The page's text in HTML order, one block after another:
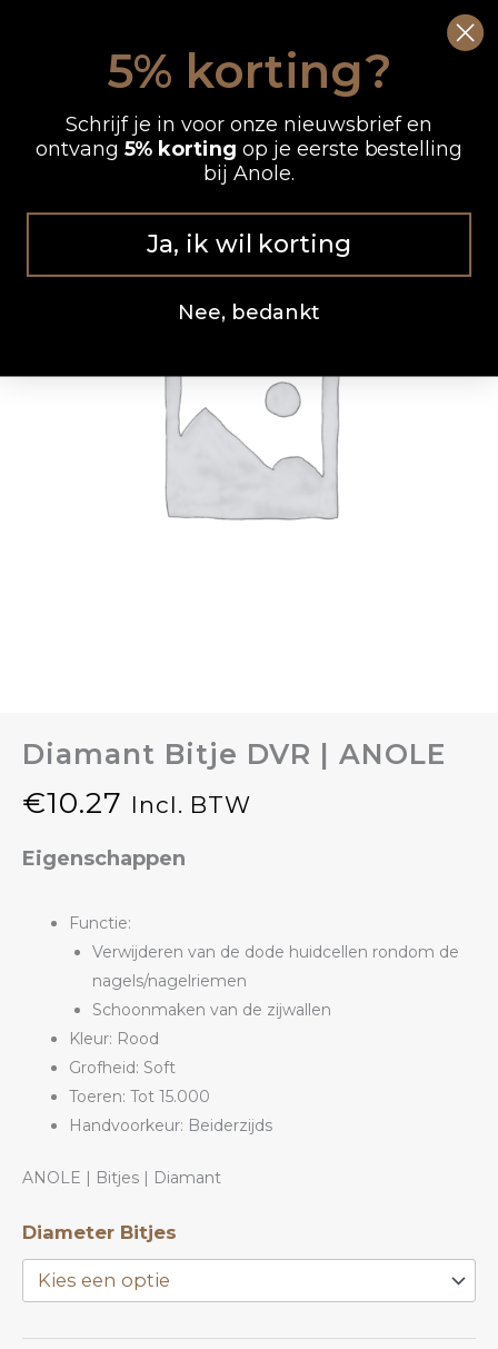
inhoud
Diamant Bitje DVR | ANOLE
€10.27 Incl. BTW
Eigenschappen
Functie:
Verwijderen van de dode huidcellen rondom de
nagels/nagelriemen
Schoonmaken van de zijwallen
Kleur: Rood
Grofheid: Soft
Toeren: Tot 15.000
Handvoorkeur: Beiderzijds
ANOLE | Bitjes | Diamant
Diameter Bitjes
Diamant
Bitje
DVR
5% korting?
Schrijf je in voor onze nieuwsbrief en
ontvang 5% korting op je eerste bestelling
bij Anole.
Ja, ik wil korting
Nee, bedankt